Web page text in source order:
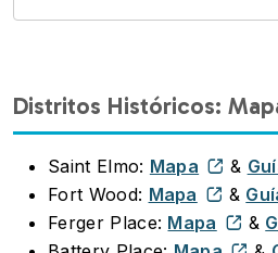
Distritos Históricos:
Saint Elmo: Mapa &
Fort Wood: Mapa &
Ferger Place: Mapa &